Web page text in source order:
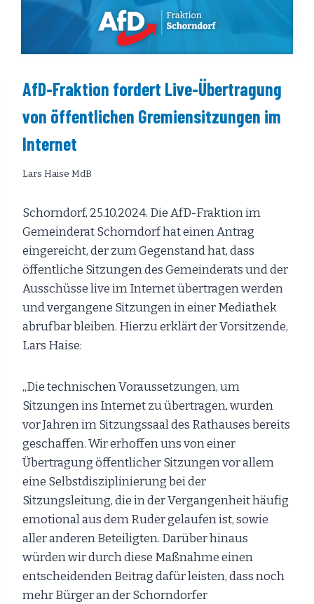
AfD-Fraktion fordert Live-Übertragung
von öffentlichen Gremiensitzungen im
Internet
Lars Haise MdB
Schorndorf, 25.10.2024. Die AfD-Fraktion im
Gemeinderat Schorndorf hat einen Antrag
eingereicht, der zum Gegenstand hat, dass
öffentliche Sitzungen des Gemeinderats und der
Ausschüsse live im Internet übertragen werden
und vergangene Sitzungen in einer Mediathek
abrufbar bleiben. Hierzu erklärt der Vorsitzende,
Lars Haise:
„Die technischen Voraussetzungen, um
Sitzungen ins Internet zu übertragen, wurden
vor Jahren im Sitzungssaal des Rathauses bereits
geschaffen. Wir erhoffen uns von einer
Übertragung öffentlicher Sitzungen vor allem
eine Selbstdisziplinierung bei der
Sitzungsleitung, die in der Vergangenheit häufig
emotional aus dem Ruder gelaufen ist, sowie
aller anderen Beteiligten. Darüber hinaus
würden wir durch diese Maßnahme einen
entscheidenden Beitrag dafür leisten, dass noch
mehr Bürger an der Schorndorfer